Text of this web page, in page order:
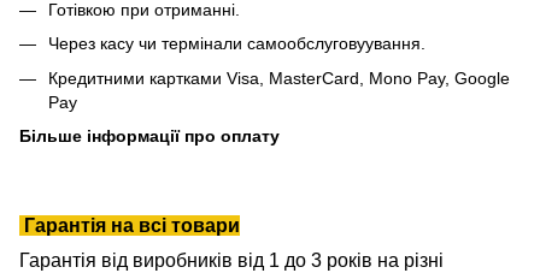
Готівкою при отриманні.
Через касу чи термінали самообслуговуування.
Кредитними картками Visa, MasterCard, Mono Pay, Google
Pay
Більше інформації про оплату
Гарантія на всі товари
Гарантія від виробників від 1 до 3 років на різні